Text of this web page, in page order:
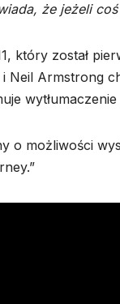
że jeżeli coś
który został
Neil Armstrong
o możliwości